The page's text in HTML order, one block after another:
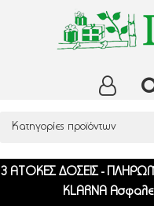
Κατηγορίες προϊόντων
3 ΑΤΟΚΕΣ ΔΟΣΕΙΣ -
KLARNA